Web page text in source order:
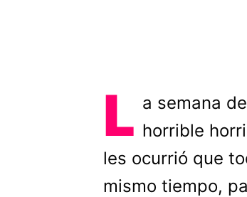
L a semana
horrible
les ocurrió que
mismo tiempo,